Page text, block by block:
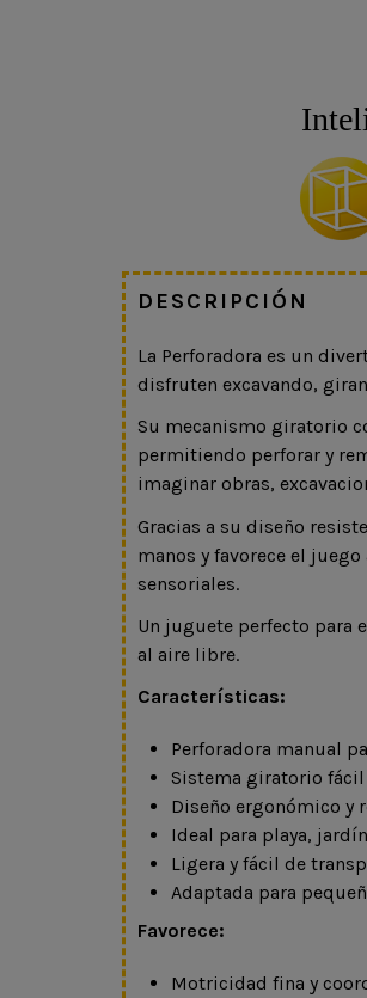
DESCRIPCIÓN
La Perforadora es un
disfruten excavando,
Su mecanismo giratorio
permitiendo perforar y
imaginar obras,
Gracias a su diseño
manos y favorece el
sensoriales.
Un juguete perfecto para
al aire libre.
Características:
Perforadora manual
Sistema giratorio
Diseño ergonómico y
Ideal para playa,
Ligera y fácil de
Adaptada para
Favorece:
Motricidad fina y